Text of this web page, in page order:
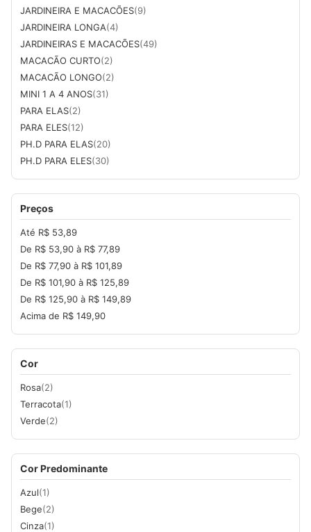
JARDINEIRA E MACACÕES(9)
JARDINEIRA LONGA(4)
JARDINEIRAS E MACACÕES(49)
MACACÃO CURTO(2)
MACACÃO LONGO(2)
MINI 1 A 4 ANOS(31)
PARA ELAS(2)
PARA ELES(12)
PH.D PARA ELAS(20)
PH.D PARA ELES(30)
Preços
Até R$ 53,89
De R$ 53,90 à R$ 77,89
De R$ 77,90 à R$ 101,89
De R$ 101,90 à R$ 125,89
De R$ 125,90 à R$ 149,89
Acima de R$ 149,90
Cor
Rosa(2)
Terracota(1)
Verde(2)
Cor Predominante
Azul(1)
Bege(2)
Cinza(1)